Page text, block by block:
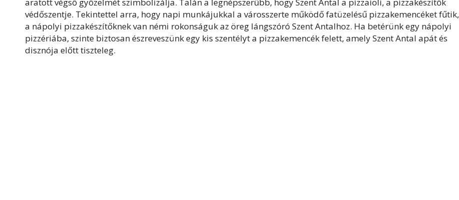
aratott végső győzelmét szimbolizálja. Talán a legnépszerűbb, hogy Szent Antal a pizzaioli, a pizzakészítők
védőszentje. Tekintettel arra, hogy napi munkájukkal a városszerte működő fatüzelésű pizzakemencéket fűtik,
a nápolyi pizzakészítőknek van némi rokonságuk az öreg lángszóró Szent Antalhoz. Ha betérünk egy nápolyi
pizzériába, szinte biztosan észreveszünk egy kis szentélyt a pizzakemencék felett, amely Szent Antal apát és
disznója előtt tiszteleg.